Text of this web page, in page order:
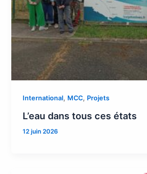
International, MCC, Projets
L’eau dans tous ces états
12 juin 2026